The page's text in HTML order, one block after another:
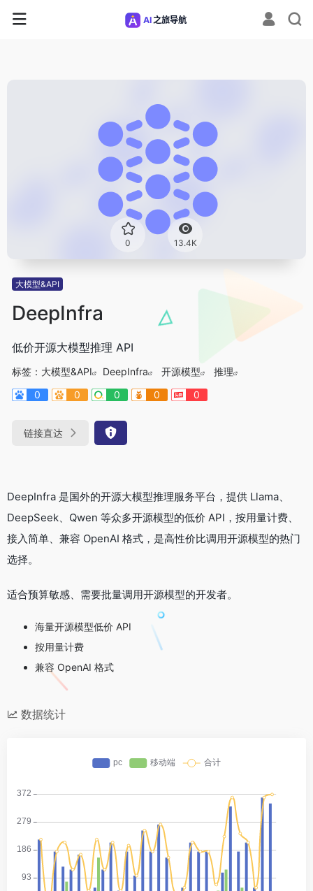
0 13.4K
大模型&API
DeepInfra
低价开源大模型推理 API
标签： 大模型&API DeepInfra 开源模型
推理
0
0 0 0 0
链接直达
DeepInfra 是国外的开源大模型推理服务平台，提供 Llama、
DeepSeek、Qwen 等众多开源模型的低价 API，按用量计费、
接入简单、兼容 OpenAI 格式，是高性价比调用开源模型的热门
选择。
适合预算敏感、需要批量调用开源模型的开发者。
海量开源模型低价 API
按用量计费
兼容 OpenAI 格式
数据统计